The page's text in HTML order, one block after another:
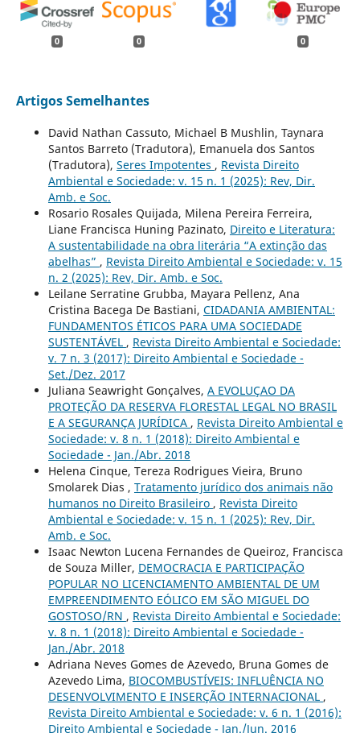
0 0 0
Artigos Semelhantes
David Nathan Cassuto, Michael B Mushlin, Taynara
Santos Barreto (Tradutora), Emanuela dos Santos
(Tradutora), Seres Impotentes , Revista Direito
Ambiental e Sociedade: v. 15 n. 1 (2025): Rev, Dir.
Amb. e Soc.
Rosario Rosales Quijada, Milena Pereira Ferreira,
Liane Francisca Huning Pazinato, Direito e Literatura:
A sustentabilidade na obra literária “A extinção das
abelhas” , Revista Direito Ambiental e Sociedade: v. 15
n. 2 (2025): Rev, Dir. Amb. e Soc.
Leilane Serratine Grubba, Mayara Pellenz, Ana
Cristina Bacega De Bastiani, CIDADANIA AMBIENTAL:
FUNDAMENTOS ÉTICOS PARA UMA SOCIEDADE
SUSTENTÁVEL , Revista Direito Ambiental e Sociedade:
v. 7 n. 3 (2017): Direito Ambiental e Sociedade -
Set./Dez. 2017
Juliana Seawright Gonçalves, A EVOLUÇAO DA
PROTEÇÃO DA RESERVA FLORESTAL LEGAL NO BRASIL
E A SEGURANÇA JURÍDICA , Revista Direito Ambiental e
Sociedade: v. 8 n. 1 (2018): Direito Ambiental e
Sociedade - Jan./Abr. 2018
Helena Cinque, Tereza Rodrigues Vieira, Bruno
Smolarek Dias , Tratamento jurídico dos animais não
humanos no Direito Brasileiro , Revista Direito
Ambiental e Sociedade: v. 15 n. 1 (2025): Rev, Dir.
Amb. e Soc.
Isaac Newton Lucena Fernandes de Queiroz, Francisca
de Souza Miller, DEMOCRACIA E PARTICIPAÇÃO
POPULAR NO LICENCIAMENTO AMBIENTAL DE UM
EMPREENDIMENTO EÓLICO EM SÃO MIGUEL DO
GOSTOSO/RN , Revista Direito Ambiental e Sociedade:
v. 8 n. 1 (2018): Direito Ambiental e Sociedade -
Jan./Abr. 2018
Adriana Neves Gomes de Azevedo, Bruna Gomes de
Azevedo Lima, BIOCOMBUSTÍVEIS: INFLUÊNCIA NO
DESENVOLVIMENTO E INSERÇÃO INTERNACIONAL ,
Revista Direito Ambiental e Sociedade: v. 6 n. 1 (2016):
Direito Ambiental e Sociedade - Jan./Jun. 2016